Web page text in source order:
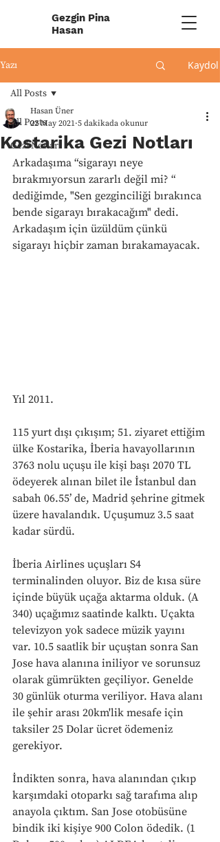
Gezgin Pina
Hasan
Yazı Kaydol
All Posts
Gezi Notları
All Posts
Kostarika Gezi Notları
Hasan Üner
22 May 2021 5 dakikada okunur
Arkadaşıma “sigarayı neye
bırakmıyorsun zararlı değil mi? “
dediğimde, "Sen gezginciliği bırakınca
bende sigarayı bırakacağım" dedi.
Arkadaşım için üzüldüm çünkü
sigarayı hiçbir zaman bırakamayacak.
Yıl 2011.
115 yurt dışı çıkışım; 51. ziyaret ettiğim
ülke Kostarika, İberia havayollarının
3763 nolu uçuşu ile kişi başı 2070 TL
ödeyerek alınan bilet ile İstanbul dan
sabah 06.55’ de, Madrid şehrine gitmek
üzere havalandık. Uçuşumuz 3.5 saat
kadar sürdü.
İberia Airlines uçuşları S4
terminalinden oluyor. Biz de kısa süre
içinde büyük uçağa aktarma olduk. (A
340) uçağımız saatinde kalktı. Uçakta
televizyon yok sadece müzik yayını
var. 10.5 saatlik bir uçuştan sonra San
Jose hava alanına iniliyor ve sorunsuz
olarak gümrükten geçiliyor. Genelde
30 günlük oturma veriliyor. Hava alanı
ile şehir arası 20km'lik mesafe için
taksiler 25 Dolar ücret ödemeniz
gerekiyor.
İndikten sonra, hava alanından çıkıp
karşımdaki otoparkı sağ tarafıma alıp
anayola çıktım. San Jose otobüsüne
bindik iki kişiye 900 Colon ödedik. (1